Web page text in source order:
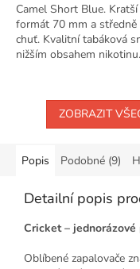
Camel Short Blue. Kratší
formát 70 mm a středně
chuť. Kvalitní tabáková
nižším obsahem nikotinu.
ZOBRAZIT
Popis Podobné (9)
Detailní popis
Cricket – jednorázové
Oblíbené zapalovače